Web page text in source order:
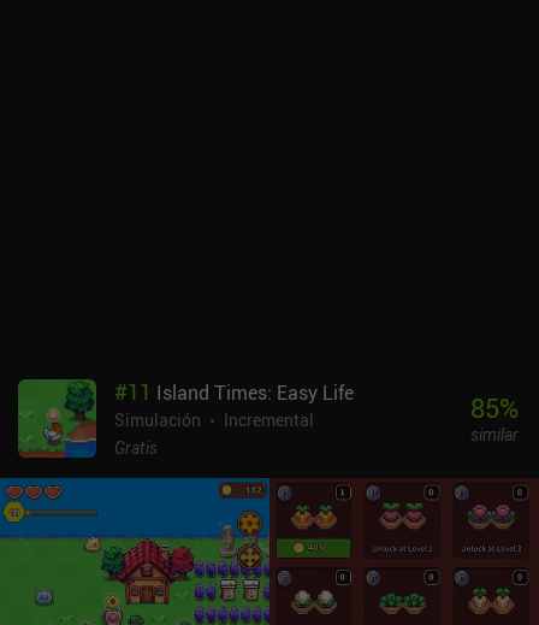
#11 Island Times: Easy Life
Simulación
Incremental
Gratis
85%
similar